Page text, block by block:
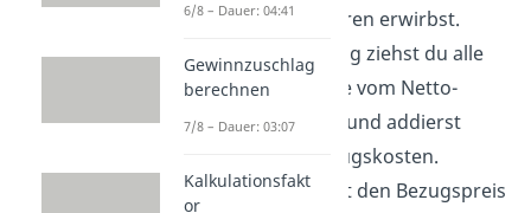
zu dem du Waren erwirbst.
Zur Berechnung ziehst du alle
Preisabschläge vom Netto-
Listenpreis ab und addierst
sämtliche Bezugskosten.
Du verwendest den Bezugspreis
6/8 – Dauer: 04:41
Gewinnzuschlag
berechnen
7/8 – Dauer: 03:07
Kalkulationsfakt
or